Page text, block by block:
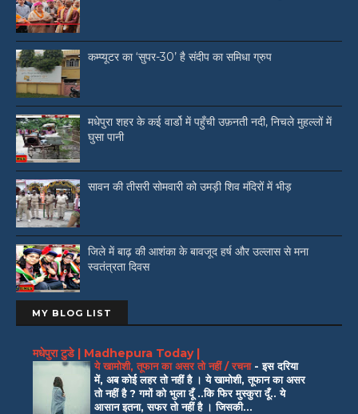
कम्प्यूटर का ‘सुपर-30’ है संदीप का समिधा ग्रुप
मधेपुरा शहर के कई वार्डो में पहुँची उफ़नती नदी, निचले मुहल्लों में
घुसा पानी
सावन की तीसरी सोमवारी को उमड़ी शिव मंदिरों में भीड़
जिले में बाढ़ की आशंका के बावजूद हर्ष और उल्लास से मना
स्वतंत्रता दिवस
MY BLOG LIST
मधेपुरा टुडे | Madhepura Today |
ये खामोशी, तूफान का असर तो नहीं / रचना -इस दरिया
में, अब कोई लहर तो नहीं है । ये खामोशी, तूफान का असर
तो नहीं है ? गमों को भुला दूँ ..कि फिर मुस्कुरा दूँ.. ये
आसान इतना, सफर तो नहीं है । जिसकी...